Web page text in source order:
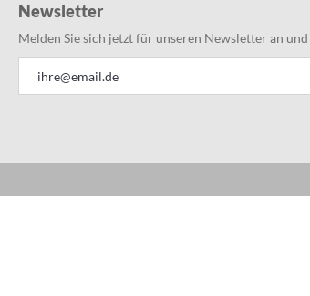
Newsletter
Melden Sie sich jetzt für unseren Newsletter an
zum